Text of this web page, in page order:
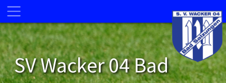
SV Wacker 04 Bad